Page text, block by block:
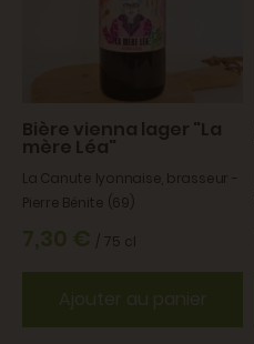
Bière vienna lager "La
mère Léa"
La Canute lyonnaise, brasseur -
Pierre Bénite (69)
7,30 € / 75 cl
Ajouter au panier